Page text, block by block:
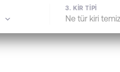
3. KİR TİPİ
Ne tür kiri